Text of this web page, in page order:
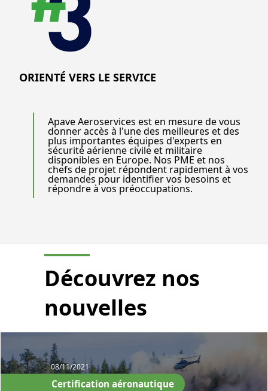
ORIENTÉ VERS LE SERVICE
Apave Aeroservices est en mesure de vous
donner accès à l'une des meilleures et des
plus importantes équipes d'experts en
sécurité aérienne civile et militaire
disponibles en Europe. Nos PME et nos
chefs de projet répondent rapidement à vos
demandes pour identifier vos besoins et
répondre à vos préoccupations.
Découvrez nos
nouvelles
08/11/2021
Certification aéronautique